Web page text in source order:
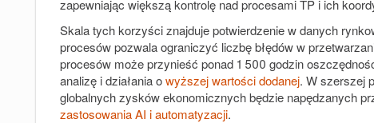
zapewniając większą kontrolę nad procesami TP i ich
Skala tych korzyści znajduje potwierdzenie w danych
procesów pozwala ograniczyć liczbę błędów w
procesów może przynieść ponad 1 500 godzin
analizę i działania owyższej wartości dodanej. W szerszej
globalnych zysków ekonomicznych będzie napędzanych
zastosowania AI i automatyzacji.